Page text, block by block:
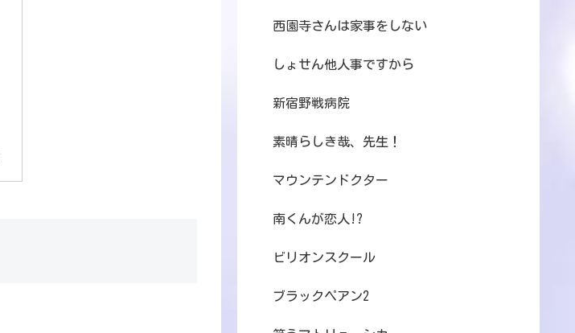
西園寺さんは家事をしない
しょせん他人事ですから
新宿野戦病院
素晴らしき哉、先生！
マウンテンドクター
南くんが恋人!?
ビリオンスクール
ブラックペアン2